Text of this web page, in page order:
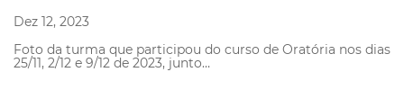
Dez 12, 2023
Foto da turma que participou do curso de Oratória nos dias
25/11, 2/12 e 9/12 de 2023, junto…